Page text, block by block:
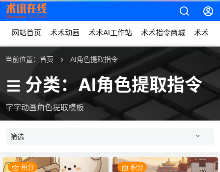
网站首页 术术动画 术术AI工作站 术术指令商城 术术动
当前位置： 首页 AI角色提取指令
分类：AI角色提取指令
字字动画角色提取模板
筛选
积分 积分